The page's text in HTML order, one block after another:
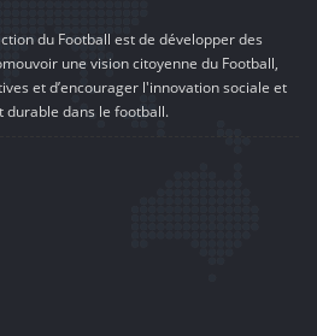
du Football est de développer des
une vision citoyenne du Football,
et d’encourager l'innovation sociale et
durable dans le football.